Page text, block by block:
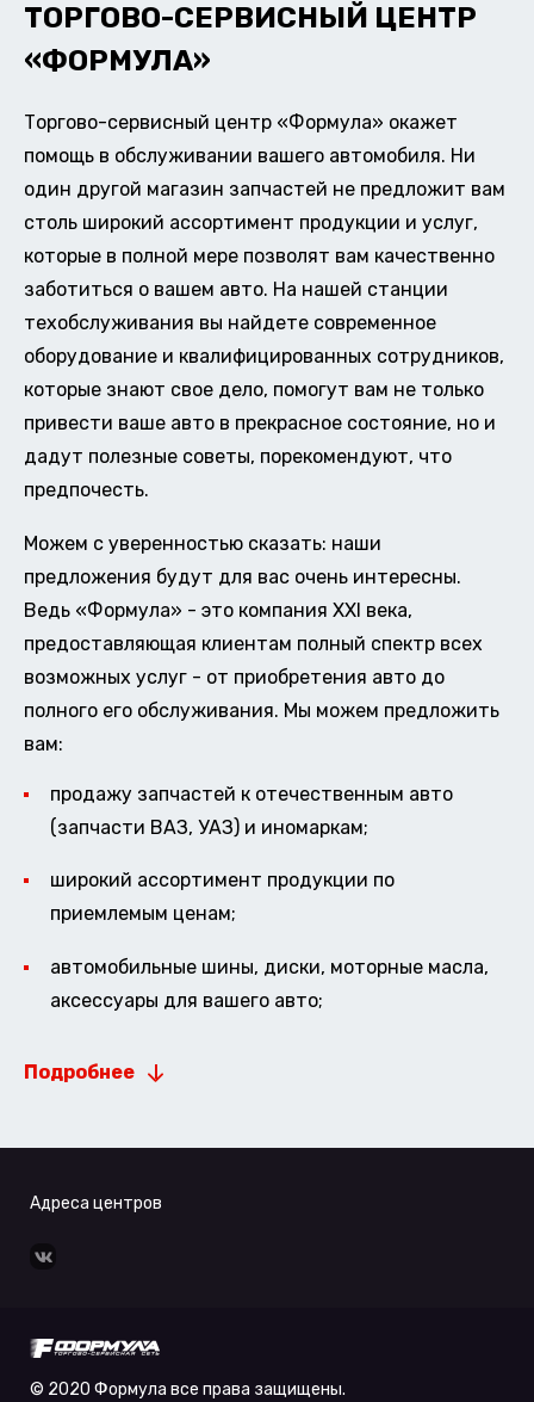
ТОРГОВО-СЕРВИСНЫЙ ЦЕНТР
«ФОРМУЛА»
Торгово-сервисный центр «Формула» окажет
помощь в обслуживании вашего автомобиля. Ни
один другой магазин запчастей не предложит вам
столь широкий ассортимент продукции и услуг,
которые в полной мере позволят вам качественно
заботиться о вашем авто. На нашей станции
техобслуживания вы найдете современное
оборудование и квалифицированных сотрудников,
которые знают свое дело, помогут вам не только
привести ваше авто в прекрасное состояние, но и
дадут полезные советы, порекомендуют, что
предпочесть.
Можем с уверенностью сказать: наши
предложения будут для вас очень интересны.
Ведь «Формула» - это компания XXI века,
предоставляющая клиентам полный спектр всех
возможных услуг - от приобретения авто до
полного его обслуживания. Мы можем предложить
вам:
продажу запчастей к отечественным авто
(запчасти ВАЗ, УАЗ) и иномаркам;
широкий ассортимент продукции по
приемлемым ценам;
автомобильные шины, диски, моторные масла,
аксессуары для вашего авто;
Подробнее
Адреса центров
© 2020 Формула все права защищены.